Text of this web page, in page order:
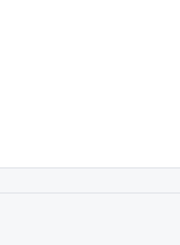
klar und